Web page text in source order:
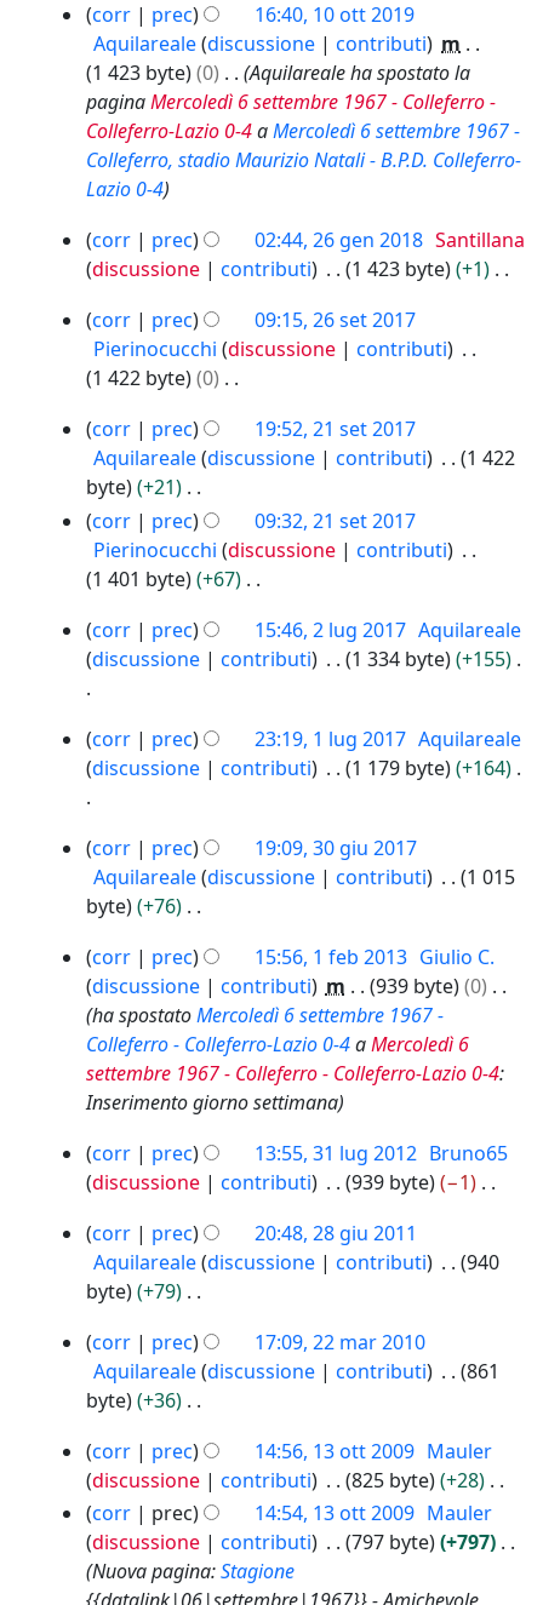
g
e
t
t
o
d
e
l
l
a
m
o
d
f
c
a
u
n
o
g
g
e
t
o
d
e
l
l
a
m
o
d
i
f
i
c
a
e
s
u
n
o
g
e
t
t
o
d
l
a
m
o
d
f
i
c
corr prec
16:40, 10 ott 2019
Aquilareale discussione contributi
m
1 423 byte
0
Aquilareale ha spostato la
paginaMercoledì 6 settembre 1967 - Colleferro -
Colleferro-Lazio 0-4aMercoledì 6 settembre 1967 -
Colleferro, stadio Maurizio Natali - B.P.D. Colleferro-
Lazio 0-4
corr prec 02:44, 26 gen 2018 Santillana
discussione
contributi 1 423 byte
+1
e
s
n
o
g
g
t
t
o
d
e
l
l
o
d
i
i
c
a
corr prec
09:15, 26 set 2017
Pierinocucchi discussione
contributi
1 422 byte
0
e
s
u
n
o
g
e
t
t
o
d
e
l
a
o
d
i
f
i
c
corr prec
19:52, 21 set 2017
Aquilareale discussione contributi
1 422
byte
+21
N
s
u
n
o
g
e
t
t
o
d
e
l
l
a
m
o
d
f
i
a
corr prec
09:32, 21 set 2017
Pierinocucchi discussione
contributi
1 401 byte
+67
e
s
s
n
o
g
g
e
t
o
d
e
l
l
a
o
d
f
c
a
corr prec 15:46, 2 lug 2017 Aquilareale
discussione
contributi 1 334 byte +155
e
s
s
n
o
g
g
e
t
t
o
d
l
l
m
o
d
f
c
a
corr prec 23:19, 1 lug 2017 Aquilareale
discussione
contributi 1 179 byte +164
e
s
n
o
g
g
e
t
t
o
d
e
l
m
o
d
f
i
c
a
corr prec
19:09, 30 giu 2017
Aquilareale discussione contributi
1 015
byte
+76
e
s
s
u
n
o
g
e
t
t
o
e
l
m
o
d
i
f
corr prec 15:56, 1 feb 2013 Giulio C.
discussione
contributi m 939 byte
0
ha spostatoMercoledì 6 settembre 1967 -
Colleferro - Colleferro-Lazio 0-4aMercoledì 6
settembre 1967 - Colleferro - Colleferro-Lazio 0-4:
Inserimento giorno settimana
corr prec 13:55, 31 lug 2012 Bruno65
discussione
contributi 939 byte
−1
e
s
n
o
g
g
e
t
t
o
d
corr prec
20:48, 28 giu 2011
Aquilareale discussione contributi
940
byte
+79
e
s
n
o
g
g
e
corr prec
17:09, 22 mar 2010
Aquilareale discussione contributi
861
byte
+36
e
s
s
u
n
corr prec 14:56, 13 ott 2009 Mauler
discussione
contributi 825 byte
+28
N
e
s
s
corr prec 14:54, 13 ott 2009 Mauler
discussione
contributi 797 byte
+797
Nuova pagina:Stagione